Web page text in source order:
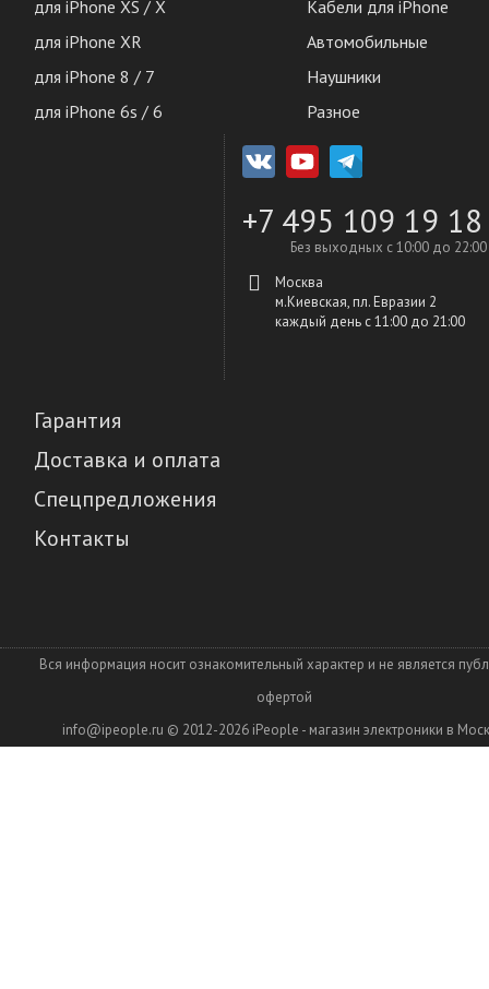
для iPhone XS / X
для iPhone XR
для iPhone 8 / 7
для iPhone 6s / 6
Кабели для iPhone
Автомобильные
Наушники
Разное
+7 495 109 19 18
Без выходных с 10:00 до 22:00
Москва
м.Киевская, пл. Евразии 2
каждый день c 11:00 до 21:00
Гарантия
Доставка и оплата
Спецпредложения
Контакты
Вся информация носит ознакомительный характер и не является
офертой
info@ipeople.ru © 2012-2026 iPeople - магазин электроники в